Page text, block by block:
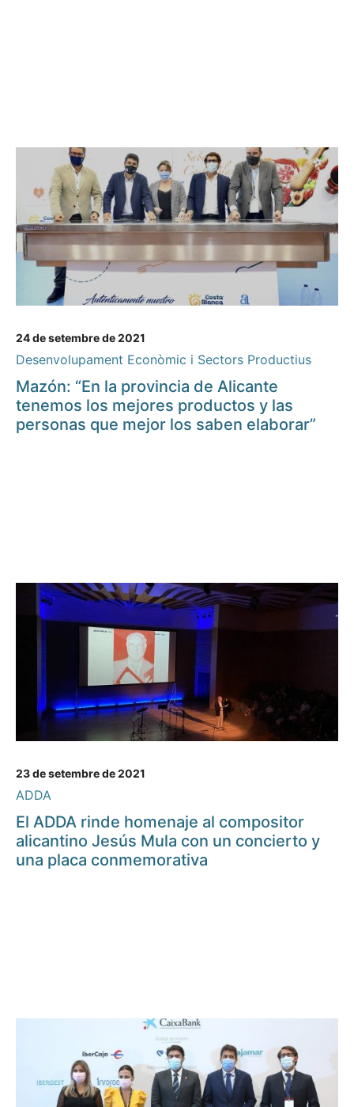
24 de setembre de 2021
Desenvolupament Econòmic i Sectors Productius
Mazón: “En la provincia de Alicante
tenemos los mejores productos y las
personas que mejor los saben elaborar”
23 de setembre de 2021
ADDA
El ADDA rinde homenaje al compositor
alicantino Jesús Mula con un concierto y
una placa conmemorativa